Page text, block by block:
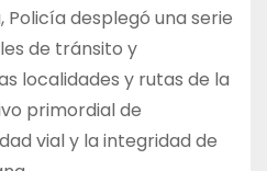
desplegó una serie
de tránsito y
localidades y rutas de la
primordial de
vial y la integridad de